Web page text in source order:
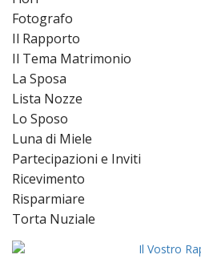
Fotografo
Il Rapporto
Il Tema Matrimonio
La Sposa
Lista Nozze
Lo Sposo
Luna di Miele
Partecipazioni e Inviti
Ricevimento
Risparmiare
Torta Nuziale